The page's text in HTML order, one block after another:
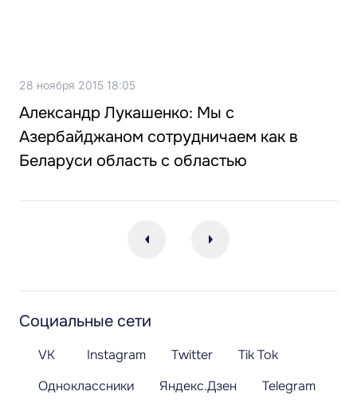
28 ноября 2015 18:05
Александр Лукашенко: Мы с
Азербайджаном сотрудничаем как в
Беларуси область с областью
Социальные сети
VK Instagram Twitter
Tik Tok
Одноклассники
Яндекс.Дзен
Telegram